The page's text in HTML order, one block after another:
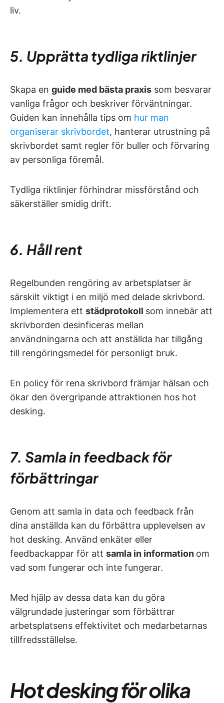
liv.
5. Upprätta tydliga riktlinjer
Skapa en guide med bästa praxis som besvarar
vanliga frågor och beskriver förväntningar.
Guiden kan innehålla tips om hur man
organiserar skrivbordet, hanterar utrustning på
skrivbordet samt regler för buller och förvaring
av personliga föremål.
Tydliga riktlinjer förhindrar missförstånd och
säkerställer smidig drift.
6. Håll rent
Regelbunden rengöring av arbetsplatser är
särskilt viktigt i en miljö med delade skrivbord.
Implementera ett städprotokoll som innebär att
skrivborden desinficeras mellan
användningarna och att anställda har tillgång
till rengöringsmedel för personligt bruk.
En policy för rena skrivbord främjar hälsan och
ökar den övergripande attraktionen hos hot
desking.
7. Samla in feedback för
förbättringar
Genom att samla in data och feedback från
dina anställda kan du förbättra upplevelsen av
hot desking. Använd enkäter eller
feedbackappar för att samla in information om
vad som fungerar och inte fungerar.
Med hjälp av dessa data kan du göra
välgrundade justeringar som förbättrar
arbetsplatsens effektivitet och medarbetarnas
tillfredsställelse.
Hot desking för olika